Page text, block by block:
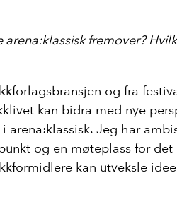
fremover?
og fra
kan bidra med nye
Jeg har
og en møteplass for
kan utveksle